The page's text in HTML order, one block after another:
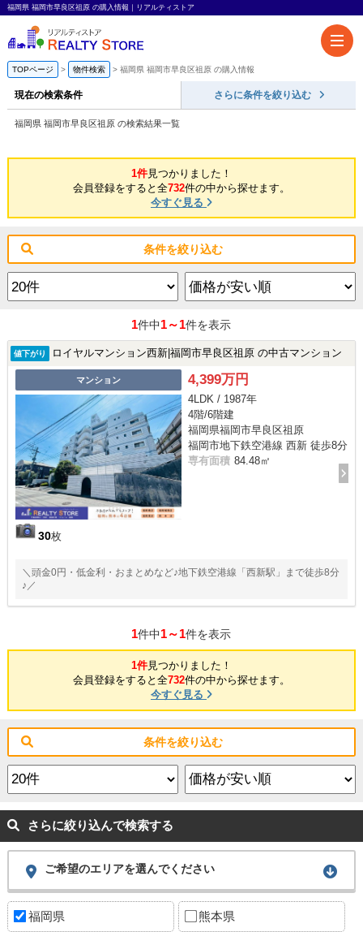
福岡県 福岡市早良区祖原 の購入情報｜リアルティストア
TOPページ 物件検索 福岡県 福岡市早良区祖原 の購入情報
現在の検索条件 さらに条件を絞り込む
福岡県 福岡市早良区祖原 の検索結果一覧
1件見つかりました！
会員登録をすると全732件の中から探せます。
今すぐ見る
条件を絞り込む
1件中1～1件を表示
値下がり ロイヤルマンション西新|福岡市早良区祖原 の中古マンション
マンション
30枚
4,399万円
4LDK / 1987年
4階/6階建
福岡県福岡市早良区祖原
福岡市地下鉄空港線 西新 徒歩8分
専有面積 84.48㎡
＼頭金0円・低金利・おまとめなど♪地下鉄空港線「西新駅」まで徒歩8分
♪／
1件中1～1件を表示
1件見つかりました！
会員登録をすると全732件の中から探せます。
今すぐ見る
条件を絞り込む
さらに絞り込んで検索する
ご希望のエリアを選んでください
福岡県 熊本県